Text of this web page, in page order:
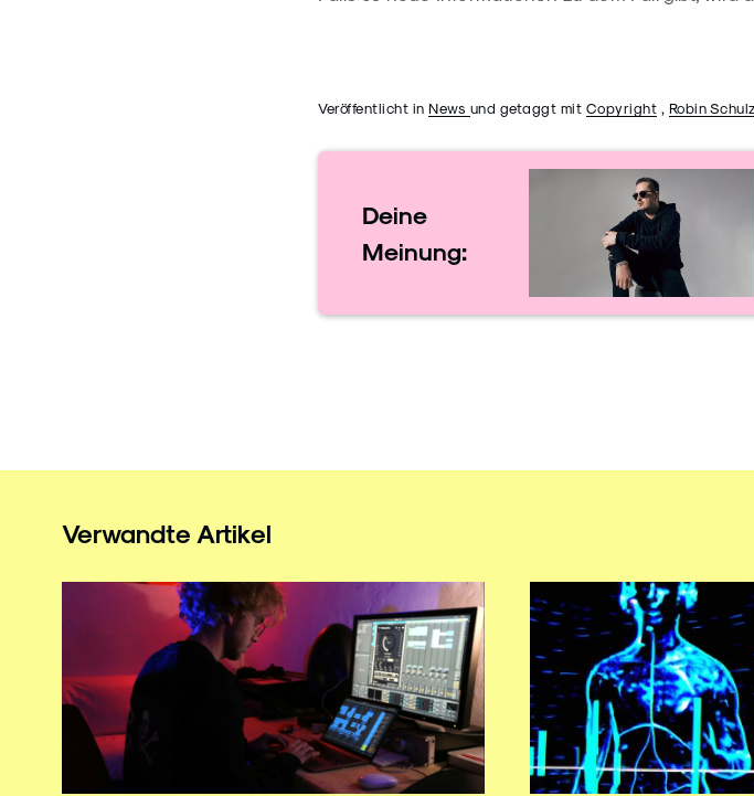
Veröffentlicht in News und getaggt mit Copyright , Robin Schulz
Deine
Meinung:
Verwandte Artikel